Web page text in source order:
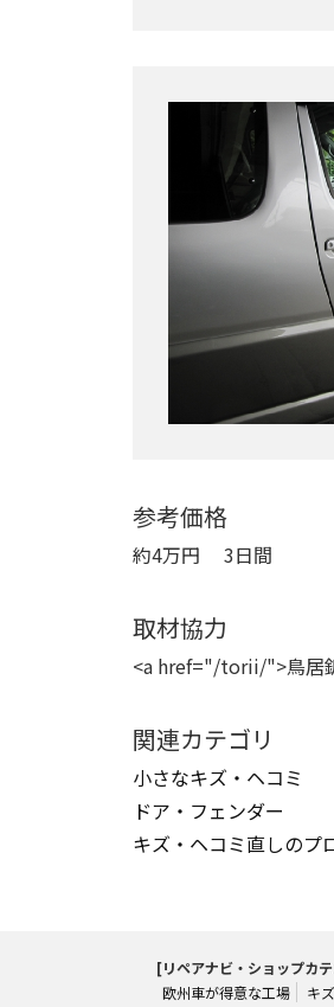
参考価格
約4万円 3日間
取材協力
<a href="/torii/">鳥居
関連カテゴリ
小さなキズ・ヘコミ
ドア・フェンダー
キズ・ヘコミ直しのプ
[リペアナビ・ショップカ
欧州車が得意な工場
キ